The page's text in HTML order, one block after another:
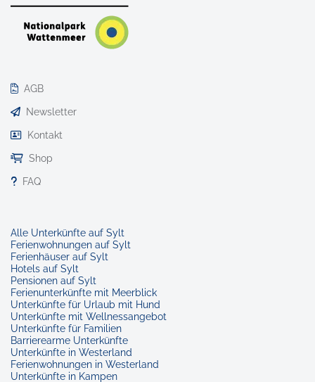
AGB
Newsletter
Kontakt
Shop
FAQ
Alle Unterkünfte auf Sylt
Ferienwohnungen auf Sylt
Ferienhäuser auf Sylt
Hotels auf Sylt
Pensionen auf Sylt
Ferienunterkünfte mit Meerblick
Unterkünfte für Urlaub mit Hund
Unterkünfte mit Wellnessangebot
Unterkünfte für Familien
Barrierearme Unterkünfte
Unterkünfte in Westerland
Ferienwohnungen in Westerland
Unterkünfte in Kampen